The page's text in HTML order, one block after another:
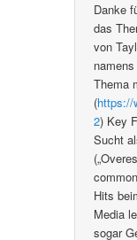
Danke
das
von
Thema
(https://
2) Key
Sucht
Hits
Media
sogar